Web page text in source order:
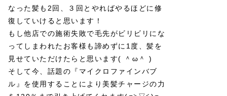
なった髪も2回、３回とやればやるほどに修
復していけると思います！
もし他店での施術失敗で毛先がビリビリにな
ってしまわれたお客様も諦めずに1度、髪を
見せていただけたらと思います( ＾ω＾ )
そして今、話題の『マイクロファインバブ
ル』を使用することにより美髪チャージの力